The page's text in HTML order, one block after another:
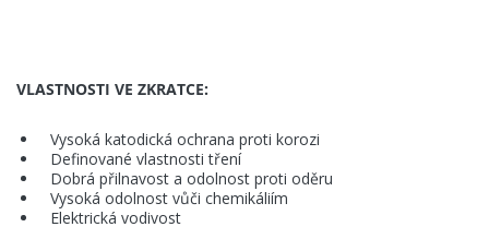
VLASTNOSTI VE ZKRATCE:
Vysoká katodická ochrana proti korozi
Definované vlastnosti tření
Dobrá přilnavost a odolnost proti oděru
Vysoká odolnost vůči chemikáliím
Elektrická vodivost